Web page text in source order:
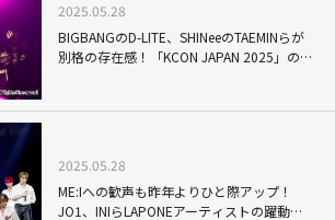
2025.05.28
BIGBANGのD-LITE、SHINeeのTAEMINらが
別格の存在感！「KCON JAPAN 2025」の空
2025.05.28
ME:Iへの歓声も昨年よりひと際アップ！
JO1、INIらLAPONEアーティストの躍動が